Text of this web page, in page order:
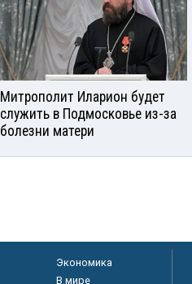
Митрополит Иларион будет
служить в Подмосковье из-за
болезни матери
Экономика
В мире